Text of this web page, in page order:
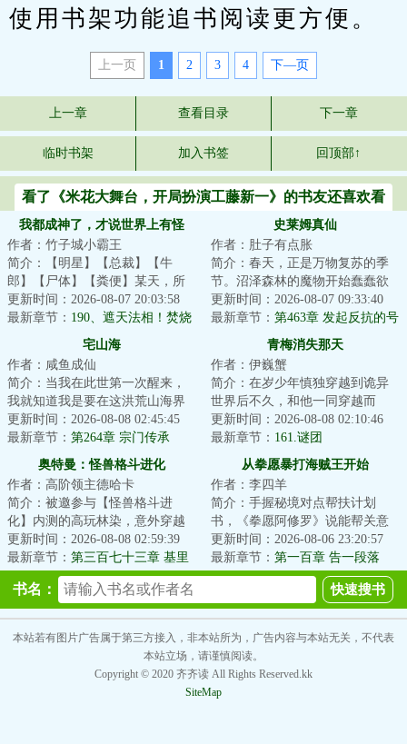
使用书架功能追书阅读更方便。
上一页 1 2 3 4 下—页
上一章 查看目录 下一章
临时书架 加入书签 回顶部↑
看了《米花大舞台，开局扮演工藤新一》的书友还喜欢看
我都成神了，才说世界上有怪
物？
作者：竹子城小霸王
简介：【明星】【总裁】【牛
郎】【尸体】【粪便】某天，所
有人头上都出现一个标签。顾青
发现，只要他靠近...
更新时间：2026-08-07 20:03:58
最新章节： 190、遮天法相！焚烧
史莱姆真仙
作者：肚子有点胀
简介：春天，正是万物复苏的季
节。沼泽森林的魔物开始蠢蠢欲
动，芦苇河岸的亚人削棍制作陷
阱，等待猎物，...
更新时间：2026-08-07 09:33:40
最新章节： 第463章 发起反抗的号
宅山海
作者：咸鱼成仙
简介：当我在此世第一次醒来，
我就知道我是要在这洪荒山海界
成仙做祖的。钟山之神，烛龙之
身，视为昼，眠...
更新时间：2026-08-08 02:45:45
最新章节： 第264章 宗门传承
青梅消失那天
作者：伊巍蟹
简介：在岁少年慎独穿越到诡异
世界后不久，和他一同穿越而
来、刚答应了他的告白的青梅突
然离奇消失。慎独...
更新时间：2026-08-08 02:10:46
最新章节： 161.谜团
奥特曼：怪兽格斗进化
作者：高阶领主德哈卡
简介：被邀参与【怪兽格斗进
化】内测的高玩林染，意外穿越
到了奥特世界，却发现这个世界
很不对劲。要问为...
更新时间：2026-08-08 02:59:39
最新章节： 第三百七十三章 基里
艾洛德人石像的进化！
从拳愿暴打海贼王开始
作者：李四羊
简介：手握秘境对点帮扶计划
书，《拳愿阿修罗》说能帮关意
攻略《海贼王》，关意起初是不
信的。直到他发现...
更新时间：2026-08-06 23:20:57
最新章节： 第一百章 告一段落
书名：
本站若有图片广告属于第三方接入，非本站所为，广告内容与本站无关，不代表
本站立场，请谨慎阅读。
Copyright © 2020 齐齐读 All Rights Reserved.kk
SiteMap